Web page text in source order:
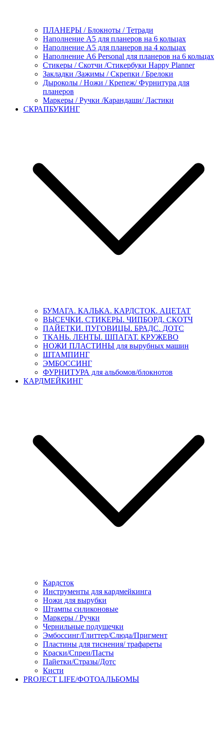
ПЛАНЕРЫ / Блокноты / Тетради
Наполнение А5 для планеров на 6 кольцах
Наполнение А5 для планеров на 4 кольцах
Наполнение А6 Personal для планеров на 6 кольцах
Стикеры / Скотчи /Стикербуки Happy Planner
Закладки /Зажимы / Скрепки / Брелоки
Дыроколы / Ножи / Крепеж/ Фурнитура для
планеров
Маркеры / Ручки /Карандаши/ Ластики
СКРАПБУКИНГ
БУМАГА. КАЛЬКА. КАРДСТОК. АЦЕТАТ
ВЫСЕЧКИ. СТИКЕРЫ. ЧИПБОРД. СКОТЧ
ПАЙЕТКИ. ПУГОВИЦЫ. БРАДС. ДОТС
ТКАНЬ. ЛЕНТЫ. ШПАГАТ. КРУЖЕВО
НОЖИ ПЛАСТИНЫ для вырубных машин
ШТАМПИНГ
ЭМБОССИНГ
ФУРНИТУРА для альбомов/блокнотов
КАРДМЕЙКИНГ
Кардсток
Инструменты для кардмейкинга
Ножи для вырубки
Штампы силиконовые
Маркеры / Ручки
Чернильные подушечки
Эмбоссинг/Глиттер/Слюда/Пригмент
Пластины для тиснения/ трафареты
Краски/Спреи/Пасты
Пайетки/Стразы/Дотс
Кисти
PROJECT LIFE/ФОТОАЛЬБОМЫ